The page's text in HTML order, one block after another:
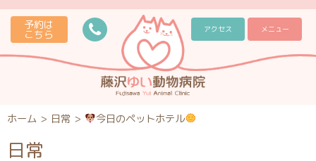
予約は
こちら アクセス メニュー
ホーム > 日常 > 今日のペットホテル
日常